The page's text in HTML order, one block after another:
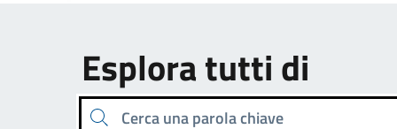
Esplora tutti di
Cerca una parola chiave